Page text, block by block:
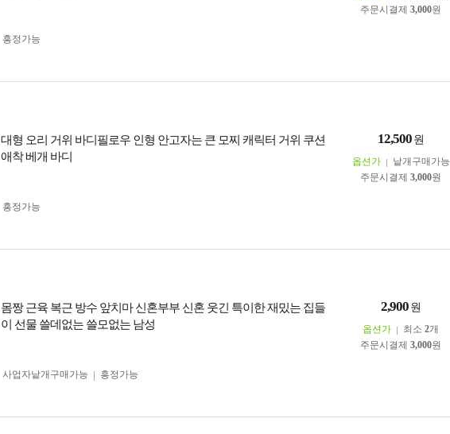
주문시결제 3,000원
흥정가능
대형 오리 거위 바디필로우 인형 안고자는 큰 모찌 캐릭터 거위 쿠션
애착 베개 바디
12,500 원
옵션가
낱개구매가능
주문시결제 3,000원
흥정가능
몸짱 근육 복근 방수 앞치마 신혼부부 신혼 웃긴 특이한 재밌는 집들
이 선물 쓸데없는 쓸모없는 남성
2,900 원
옵션가 최소 2개
주문시결제 3,000원
사업자 낱개구매가능 흥정가능